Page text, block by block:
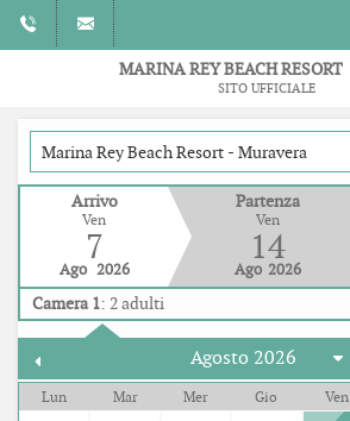
MARINA REY BEACH RESORT
SITO UFFICIALE
Arrivo
Ven
7
Ago 2026
Partenza
Ven
14
Ago 2026
Camera 1: 2adulti
Lun Mar Mer Gio Ven